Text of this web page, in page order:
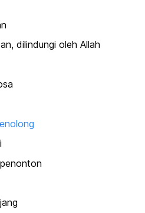
dilindungi oleh Allah